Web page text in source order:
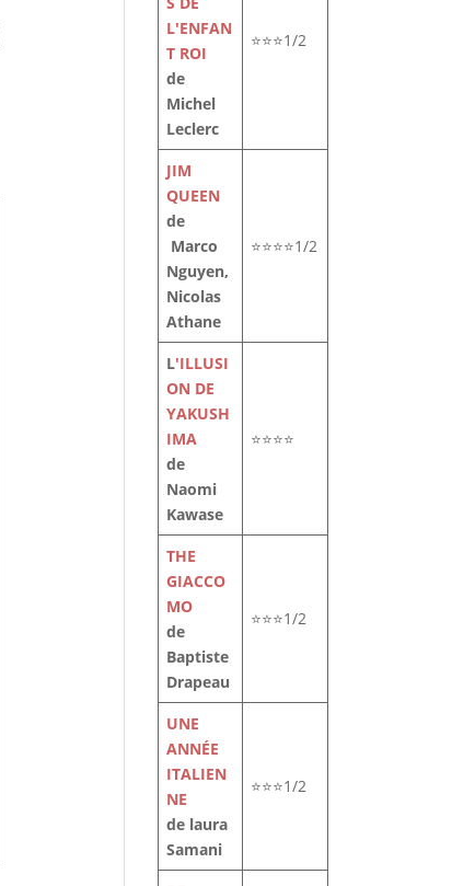
L'ENFAN
T ROI
de
Michel
Leclerc
⭐⭐⭐1/2
JIM
QUEEN
de
Marco
Nguyen,
Nicolas
Athane
⭐⭐⭐⭐1/2
L'ILLUSI
ON DE
YAKUSH
IMA
de
Naomi
Kawase
⭐⭐⭐⭐
THE
GIACCO
MO
de
Baptiste
Drapeau
⭐⭐⭐1/2
UNE
ANNÉE
ITALIEN
NE
de laura
Samani
⭐⭐⭐1/2